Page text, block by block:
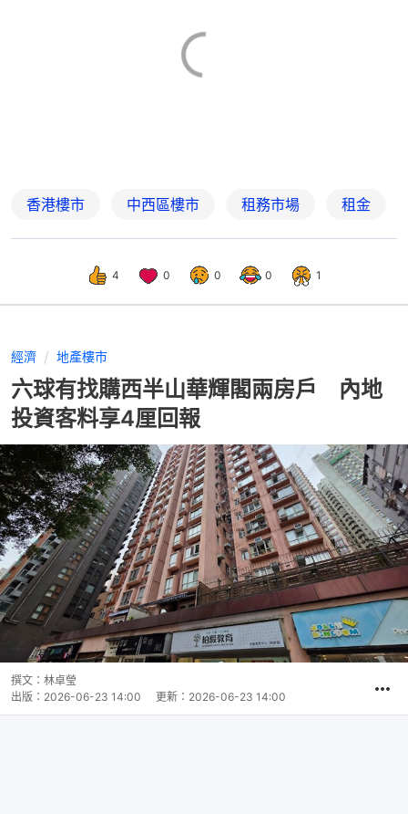
香港樓市 中西區樓市 租務市場 租金
4 0 0 0 1
經濟 地產樓市
六球有找購西半山華輝閣兩房戶 內地
投資客料享4厘回報
撰文： 林卓瑩
出版： 2026-06-23 14:00 更新： 2026-06-23 14:00